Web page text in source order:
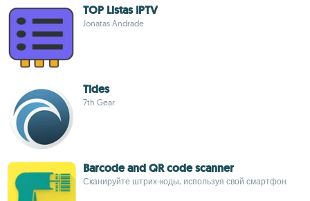
TOP Listas IPTV
Jonatas Andrade
Tides
7th Gear
Barcode and QR code scanner
Сканируйте штрих-коды, используя свой смартфон